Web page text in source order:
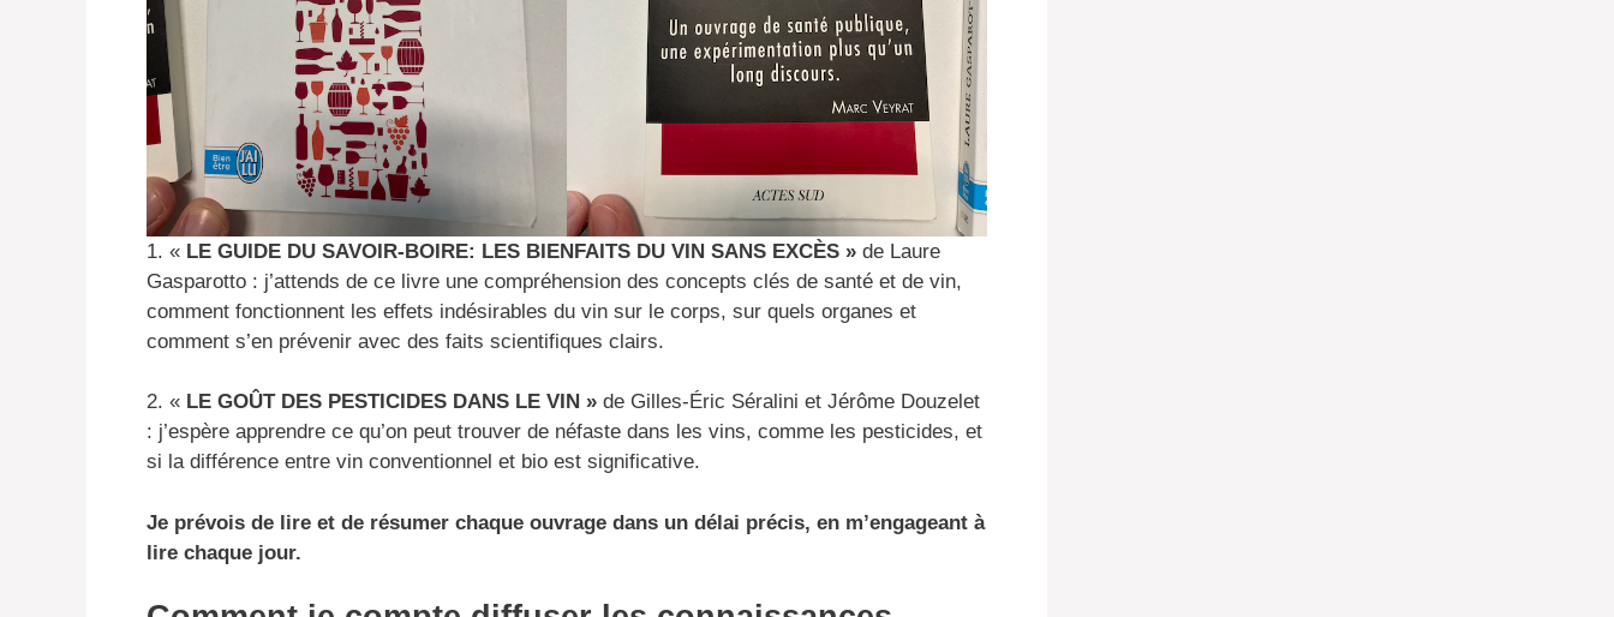
1. « LE GUIDE DU SAVOIR-BOIRE: LES BIENFAITS DU VIN SANS EXCÈS » de Laure
Gasparotto : j’attends de ce livre une compréhension des concepts clés de santé et de vin,
comment fonctionnent les effets indésirables du vin sur le corps, sur quels organes et
comment s’en prévenir avec des faits scientifiques clairs.
2. « LE GOÛT DES PESTICIDES DANS LE VIN » de Gilles-Éric Séralini et Jérôme Douzelet
: j’espère apprendre ce qu’on peut trouver de néfaste dans les vins, comme les pesticides, et
si la différence entre vin conventionnel et bio est significative.
Je prévois de lire et de résumer chaque ouvrage dans un délai précis, en m’engageant à
lire chaque jour.